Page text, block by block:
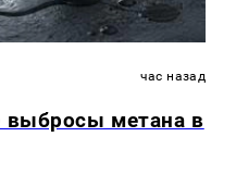
час назад
выбросы метана в